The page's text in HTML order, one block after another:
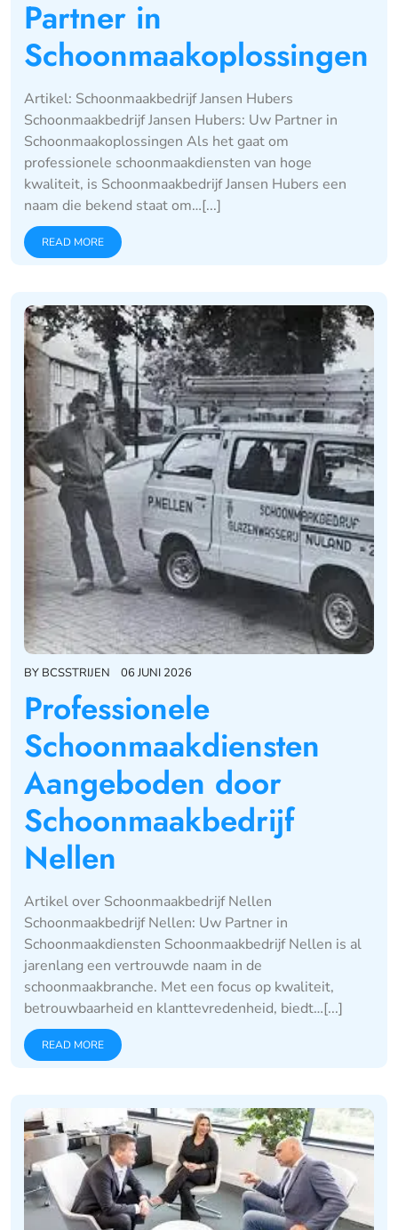
Partner in
Schoonmaakoplossingen
Artikel: Schoonmaakbedrijf Jansen Hubers
Schoonmaakbedrijf Jansen Hubers: Uw Partner in
Schoonmaakoplossingen Als het gaat om
professionele schoonmaakdiensten van hoge
kwaliteit, is Schoonmaakbedrijf Jansen Hubers een
naam die bekend staat om…[...]
READ MORE
BY BCSSTRIJEN 06 JUNI 2026
Professionele
Schoonmaakdiensten
Aangeboden door
Schoonmaakbedrijf
Nellen
Artikel over Schoonmaakbedrijf Nellen
Schoonmaakbedrijf Nellen: Uw Partner in
Schoonmaakdiensten Schoonmaakbedrijf Nellen is al
jarenlang een vertrouwde naam in de
schoonmaakbranche. Met een focus op kwaliteit,
betrouwbaarheid en klanttevredenheid, biedt…[...]
READ MORE